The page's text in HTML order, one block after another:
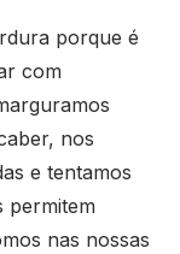
porque é
com
nos
e tentamos
permitem
nas nossas